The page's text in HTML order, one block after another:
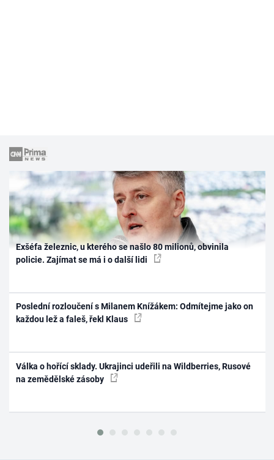
Exšéfa železnic, u kterého se našlo 80 milionů, obvinila
policie. Zajímat se má i o další lidi
Poslední rozloučení s Milanem Knížákem: Odmítejme jako on
každou lež a faleš, řekl Klaus
Válka o hořící sklady. Ukrajinci udeřili na Wildberries, Rusové
na zemědělské zásoby